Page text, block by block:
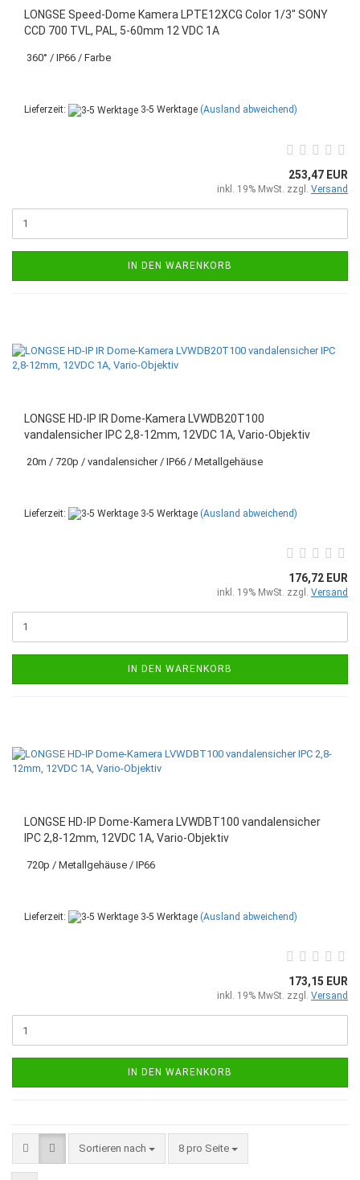
LONGSE Speed-Dome Kamera LPTE12XCG Color 1/3" SONY
CCD 700 TVL, PAL, 5-60mm 12 VDC 1A
360° / IP66 / Farbe
Lieferzeit: 3-5 Werktage (Ausland abweichend)
253,47 EUR
inkl. 19% MwSt. zzgl. Versand
IN DEN WARENKORB
LONGSE HD-IP IR Dome-Kamera LVWDB20T100
vandalensicher IPC 2,8-12mm, 12VDC 1A, Vario-Objektiv
20m / 720p / vandalensicher / IP66 / Metallgehäuse
Lieferzeit: 3-5 Werktage (Ausland abweichend)
176,72 EUR
inkl. 19% MwSt. zzgl. Versand
IN DEN WARENKORB
LONGSE HD-IP Dome-Kamera LVWDBT100 vandalensicher
IPC 2,8-12mm, 12VDC 1A, Vario-Objektiv
720p / Metallgehäuse / IP66
Lieferzeit: 3-5 Werktage (Ausland abweichend)
173,15 EUR
inkl. 19% MwSt. zzgl. Versand
IN DEN WARENKORB
Sortieren nach 8 pro Seite